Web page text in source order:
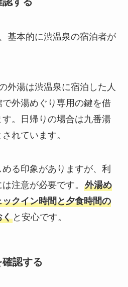
基本的に渋温泉の宿泊者が
外湯は渋温泉に宿泊した人
外湯めぐり専用の鍵を借
。日帰りの場合は九番湯
れています。
る印象がありますが、利
注意が必要です。 外湯め
クイン時間と夕食時間の
くと安心です。
認する